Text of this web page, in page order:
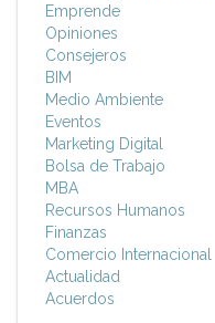
Emprende
Opiniones
Consejeros
BIM
Medio Ambiente
Eventos
Marketing Digital
Bolsa de Trabajo
MBA
Recursos Humanos
Finanzas
Comercio Internacional
Actualidad
Acuerdos